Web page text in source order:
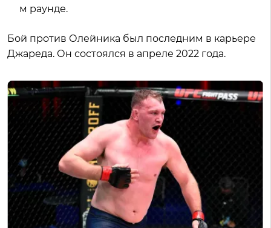
м раунде.
Бой против Олейника был последним в карьере
Джареда. Он состоялся в апреле 2022 года.